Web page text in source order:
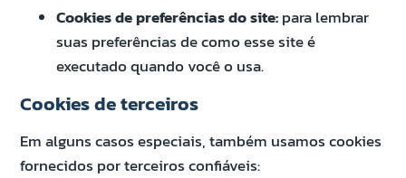
Cookies de preferências do site: para lembrar
suas preferências de como esse site é
executado quando você o usa.
Cookies de terceiros
Em alguns casos especiais, também usamos cookies
fornecidos por terceiros confiáveis: